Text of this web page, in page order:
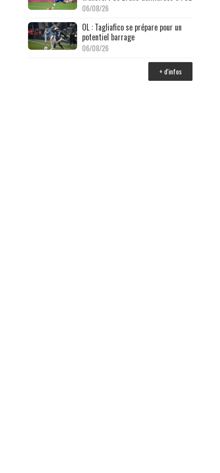
06/08/26
OL : Tagliafico se prépare pour un
potentiel barrage
06/08/26
+ d'infos